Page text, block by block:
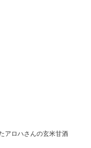
アロハさんの玄米甘酒